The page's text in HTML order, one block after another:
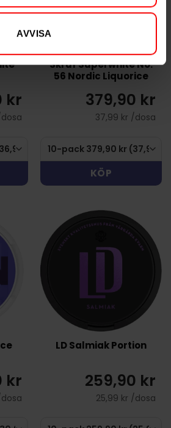
AVVISA
kr
Skruf Superwhite No.
56 Nordic Liquorice
379,90 kr
37,99 kr /dosa
KÖP
kr
LD Salmiak Portion
259,90 kr
25,99 kr /dosa